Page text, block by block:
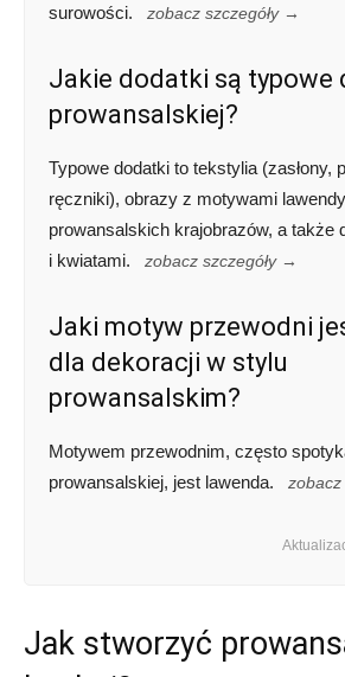
surowości.
zobacz szczegóły →
Jakie dodatki są typowe
prowansalskiej?
Typowe dodatki to tekstylia (zasłony,
ręczniki), obrazy z motywami
prowansalskich krajobrazów, a także
i kwiatami.
zobacz szczegóły →
Jaki motyw przewodni
dla dekoracji w stylu
prowansalskim?
Motywem przewodnim, często
prowansalskiej, jest lawenda.
zobacz
Jak stworzyć